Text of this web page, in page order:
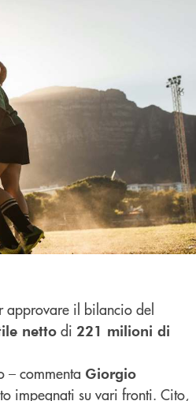
approvare il bilancio del
netto di 221 milioni di
– commenta Giorgio
impegnati su vari fronti. Cito,